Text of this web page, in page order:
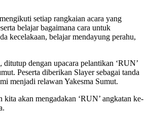
setiap rangkaian acara yang
belajar bagaimana cara untuk
kecelakaan, belajar mendayung perahu,
ditutup dengan upacara pelantikan ‘RUN’
Peserta diberikan Slayer sebagai tanda
menjadi relawan Yakesma Sumut.
kita akan mengadakan ‘RUN’ angkatan ke-